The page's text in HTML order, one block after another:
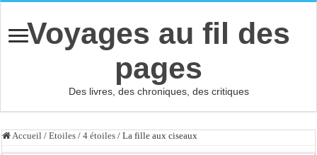
Voyages au fil des
pages
Des livres, des chroniques, des critiques
Accueil / Etoiles / 4 étoiles / La fille aux ciseaux